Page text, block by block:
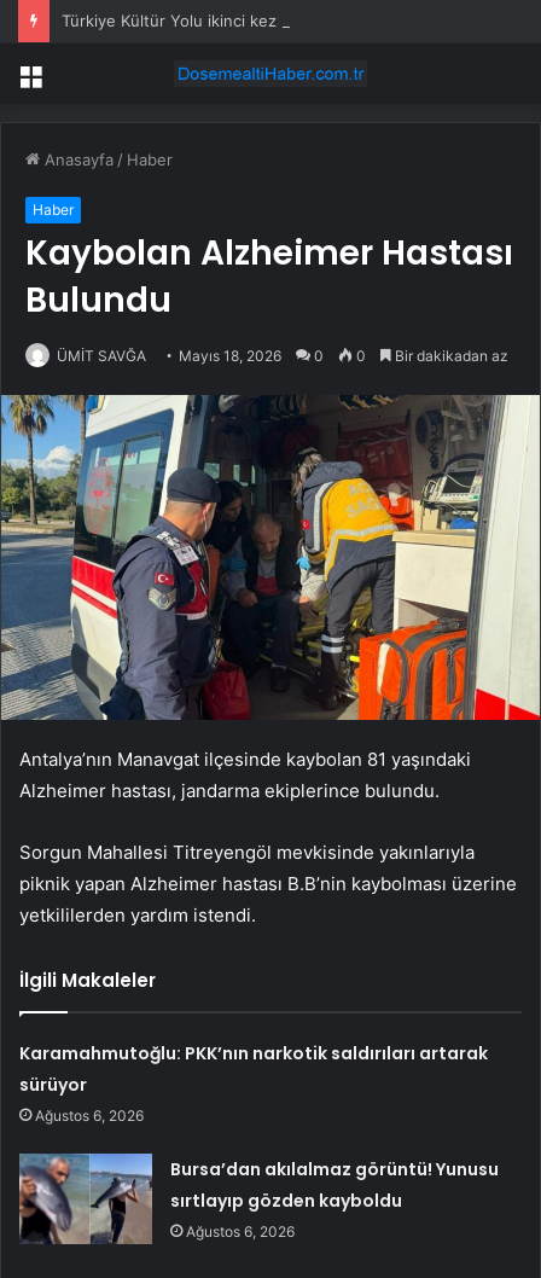
Türkiye Kültür Yolu ikinci kez Malatya’dan geçecek
Menü
Anasayfa / Haber
Haber
Kaybolan Alzheimer Hastası
Bulundu
ÜMİT SAVĞA Mayıs 18, 2026 0 0 Bir dakikadan az
Antalya’nın Manavgat ilçesinde kaybolan 81 yaşındaki
Alzheimer hastası, jandarma ekiplerince bulundu.
Sorgun Mahallesi Titreyengöl mevkisinde yakınlarıyla
piknik yapan Alzheimer hastası B.B’nin kaybolması üzerine
yetkililerden yardım istendi.
İlgili Makaleler
Karamahmutoğlu: PKK’nın narkotik saldırıları artarak
sürüyor
Ağustos 6, 2026
Bursa’dan akılalmaz görüntü! Yunusu
sırtlayıp gözden kayboldu
Ağustos 6, 2026